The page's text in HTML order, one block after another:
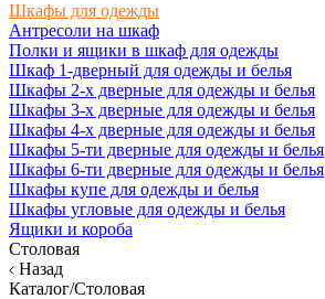
Шкафы для одежды
Антресоли на шкаф
Полки и ящики в шкаф для одежды
Шкаф 1-дверный для одежды и белья
Шкафы 2-х дверные для одежды и белья
Шкафы 3-х дверные для одежды и белья
Шкафы 4-х дверные для одежды и белья
Шкафы 5-ти дверные для одежды и белья
Шкафы 6-ти дверные для одежды и белья
Шкафы купе для одежды и белья
Шкафы угловые для одежды и белья
Ящики и короба
Столовая
Назад
Каталог/Столовая